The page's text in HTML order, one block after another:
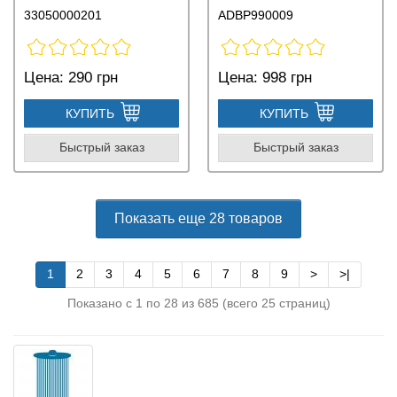
33050000201
Цена: 290 грн
КУПИТЬ
Быстрый заказ
ADBP990009
Цена: 998 грн
КУПИТЬ
Быстрый заказ
Показать еще 28 товаров
1 2 3 4 5 6 7 8 9 > >|
Показано с 1 по 28 из 685 (всего 25 страниц)